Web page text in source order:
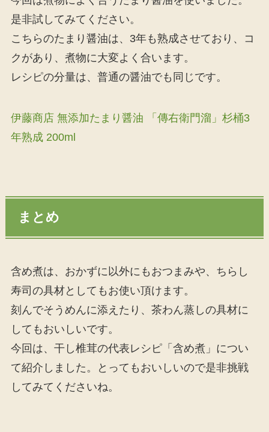
是非試してみてください。
こちらのたまり醤油は、3年も熟成させており、コ
クがあり、煮物に大変よく合います。
レシピの分量は、普通の醤油でも同じです。
伊藤商店 無添加たまり醤油 「傳右衛門溜」杉桶3
年熟成 200ml
まとめ
含め煮は、おかずに以外にもおつまみや、ちらし
寿司の具材としてもお使い頂けます。
刻んでそうめんに添えたり、茶わん蒸しの具材に
してもおいしいです。
今回は、干し椎茸の代表レシピ「含め煮」につい
て紹介しました。とってもおいしいので是非挑戦
してみてくださいね。